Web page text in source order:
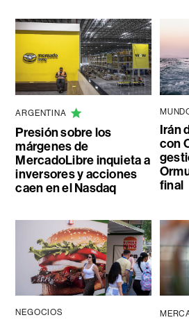
ARGENTINA
Presión sobre los
márgenes de
MercadoLibre inquieta a
inversores y acciones
caen en el Nasdaq
Irán
con
final
NEGOCIOS